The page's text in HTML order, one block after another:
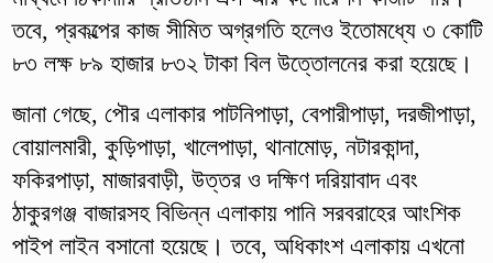
তবে, প্রকল্পের কাজ সীমিত অগ্রগতি হলেও ইতোমধ্যে ৩ কোটি
৮৩ লক্ষ ৮৯ হাজার ৮৩২ টাকা বিল উত্তোলনের করা হয়েছে।
জানা গেছে, পৌর এলাকার পাটনিপাড়া, বেপারীপাড়া, দরজীপাড়া,
বোয়ালমারী, কুড়িপাড়া, খালেপাড়া, থানামোড়, নটারকান্দা,
ফকিরপাড়া, মাজারবাড়ী, উত্তর ও দক্ষিণ দরিয়াবাদ এবং
ঠাকুরগঞ্জ বাজারসহ বিভিন্ন এলাকায় পানি সরবরাহের আংশিক
পাইপ লাইন বসানো হয়েছে। তবে, অধিকাংশ এলাকায় এখনো